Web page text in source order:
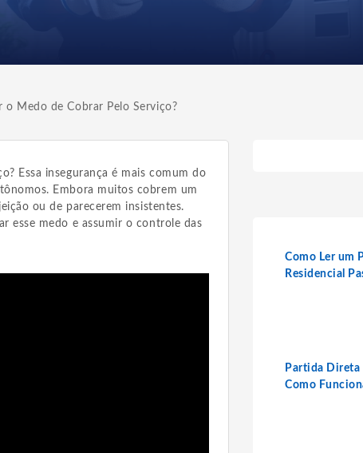
o Medo de Cobrar Pelo Serviço?
Essa insegurança é mais comum do
Embora muitos cobrem um
ou de parecerem insistentes.
esse medo e assumir o controle das
Como Ler um
Residencial
Partida Direta
Como